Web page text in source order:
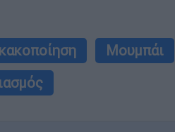
Μουμπάι